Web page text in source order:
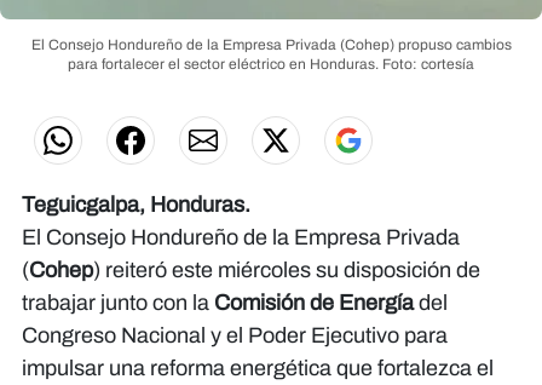
El Consejo Hondureño de la Empresa Privada (Cohep) propuso cambios
para fortalecer el sector eléctrico en Honduras. Foto: cortesía
Teguicgalpa, Honduras.
El Consejo Hondureño de la Empresa Privada
(Cohep) reiteró este miércoles su disposición de
trabajar junto con la Comisión de Energíadel
Congreso Nacional y el Poder Ejecutivo para
impulsar una reforma energética que fortalezca el